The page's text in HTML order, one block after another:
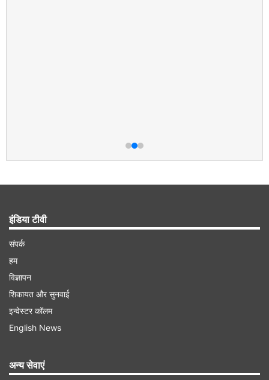
इंडिया टीवी
संपर्क
हम
विज्ञापन
शिकायत और सुनवाई
इन्वेस्टर कॉलम
English News
अन्य सेवाएं